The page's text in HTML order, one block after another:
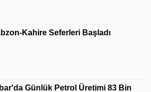
Kahire Seferleri Başladı
Günlük Petrol Üretimi 83 Bin